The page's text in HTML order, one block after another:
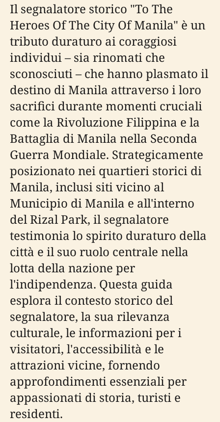
Il segnalatore storico "To The
Heroes Of The City Of Manila" è un
tributo duraturo ai coraggiosi
individui – sia rinomati che
sconosciuti – che hanno plasmato il
destino di Manila attraverso i loro
sacrifici durante momenti cruciali
come la Rivoluzione Filippina e la
Battaglia di Manila nella Seconda
Guerra Mondiale. Strategicamente
posizionato nei quartieri storici di
Manila, inclusi siti vicino al
Municipio di Manila e all'interno
del Rizal Park, il segnalatore
testimonia lo spirito duraturo della
città e il suo ruolo centrale nella
lotta della nazione per
l'indipendenza. Questa guida
esplora il contesto storico del
segnalatore, la sua rilevanza
culturale, le informazioni per i
visitatori, l'accessibilità e le
attrazioni vicine, fornendo
approfondimenti essenziali per
appassionati di storia, turisti e
residenti.